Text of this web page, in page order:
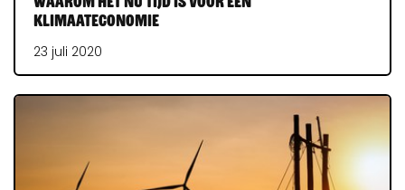
klimaateconomie
23 juli 2020